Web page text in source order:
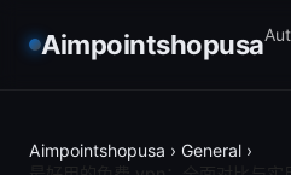
Aimpointshopusa
Aimpointshopusa › General ›